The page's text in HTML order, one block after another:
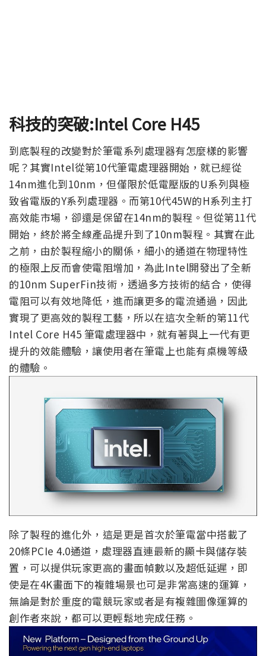
科技的突破:Intel Core H45
到底製程的改變對於筆電系列處理器有怎麼樣的影響
呢？其實Intel從第10代筆電處理器開始，就已經從
14nm進化到10nm，但僅限於低電壓版的U系列與極
致省電版的Y系列處理器。而第10代45W的H系列主打
高效能市場，卻還是保留在14nm的製程。但從第11代
開始，終於將全線產品提升到了10nm製程。其實在此
之前，由於製程縮小的關係，細小的通道在物理特性
的極限上反而會使電阻增加，為此Intel開發出了全新
的10nm SuperFin技術，透過多方技術的結合，使得
電阻可以有效地降低，進而讓更多的電流通過，因此
實現了更高效的製程工藝，所以在這次全新的第11代
Intel Core H45 筆電處理器中，就有著與上一代有更
提升的效能體驗，讓使用者在筆電上也能有桌機等級
的體驗。
除了製程的進化外，這是更是首次於筆電當中搭載了
20條PCIe 4.0通道，處理器直連最新的顯卡與儲存裝
置，可以提供玩家更高的畫面幀數以及超低延遲，即
使是在4K畫面下的複雜場景也可是非常高速的運算，
無論是對於重度的電競玩家或者是有複雜圖像運算的
創作者來說，都可以更輕鬆地完成任務。